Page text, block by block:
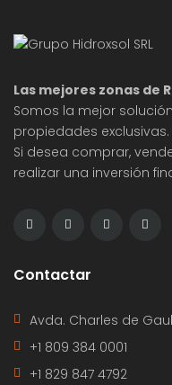
Las mejores zonas de
Somos la mejor
propiedades exclusivas.
Si desea comprar,
realizar una inversión
Contactar
Avda. Charles de
+1 809 384 0001
+1 829 847 4792